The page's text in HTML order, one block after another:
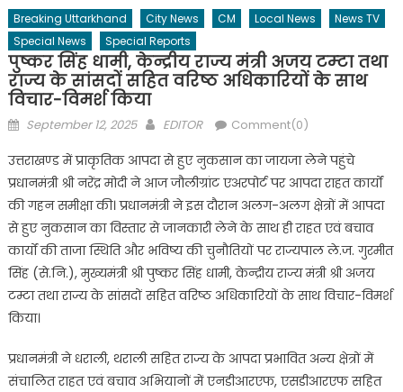
Breaking Uttarkhand City News CM Local News
News TV
Special News
Special Reports
पुष्कर सिंह धामी, केन्द्रीय राज्य मंत्री अजय टम्टा तथा
राज्य के सांसदों सहित वरिष्ठ अधिकारियों के साथ
विचार-विमर्श किया
Posted
September 12, 2025 Author
EDITOR Comment(0)
उत्तराखण्ड में प्राकृतिक आपदा से हुए नुकसान का जायजा लेने पहुंचे
प्रधानमंत्री श्री नरेंद्र मोदी ने आज जौलीग्रांट एअरपोर्ट पर आपदा राहत कार्यों
की गहन समीक्षा की। प्रधानमंत्री ने इस दौरान अलग-अलग क्षेत्रों में आपदा
से हुए नुकसान का विस्तार से जानकारी लेने के साथ ही राहत एवं बचाव
कार्यों की ताजा स्थिति और भविष्य की चुनौतियों पर राज्यपाल ले.ज. गुरमीत
सिंह (से.नि.), मुख्यमंत्री श्री पुष्कर सिंह धामी, केन्द्रीय राज्य मंत्री श्री अजय
टम्टा तथा राज्य के सांसदों सहित वरिष्ठ अधिकारियों के साथ विचार-विमर्श
किया।
प्रधानमंत्री ने धराली, थराली सहित राज्य के आपदा प्रभावित अन्य क्षेत्रों में
संचालित राहत एवं बचाव अभियानों में एनडीआरएफ, एसडीआरएफ सहित